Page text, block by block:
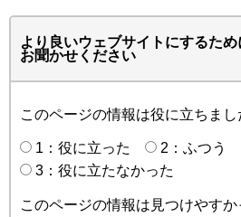
より良いウェブサイトにするた
お聞かせください
このページの情報は役に立ちまし
1：役に立った
2：ふつう
3：役に立たなかった
このページの情報は見つけやすか